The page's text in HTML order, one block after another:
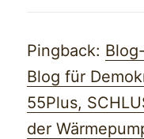
Pingback:
Blog für
55Plus,
der